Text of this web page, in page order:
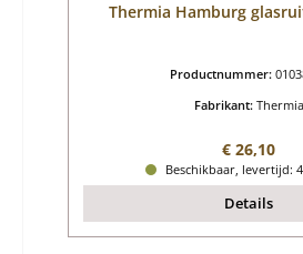
Thermia Hamburg
Productnummer:
Fabrikant: Thermia
Normale
€ 26,10
Beschikbaar, levertijd:
Details